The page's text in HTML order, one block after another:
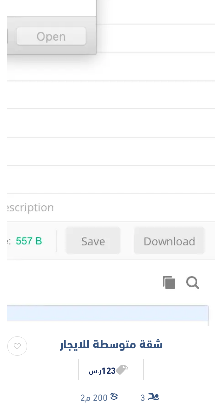
شقة متوسطة للايجار
123ر.س
3 200 م2